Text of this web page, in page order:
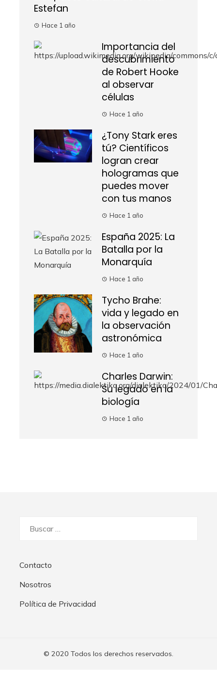
Estefan
Hace 1 año
Importancia del
descubrimiento
de Robert Hooke
al observar
células
Hace 1 año
¿Tony Stark eres
tú? Científicos
logran crear
hologramas que
puedes mover
con tus manos
Hace 1 año
España 2025: La
Batalla por la
Monarquía
Hace 1 año
Tycho Brahe:
vida y legado en
la observación
astronómica
Hace 1 año
Charles Darwin:
Su legado en la
biología
Hace 1 año
Contacto
Nosotros
Política de Privacidad
© 2020 Todos los derechos reservados.